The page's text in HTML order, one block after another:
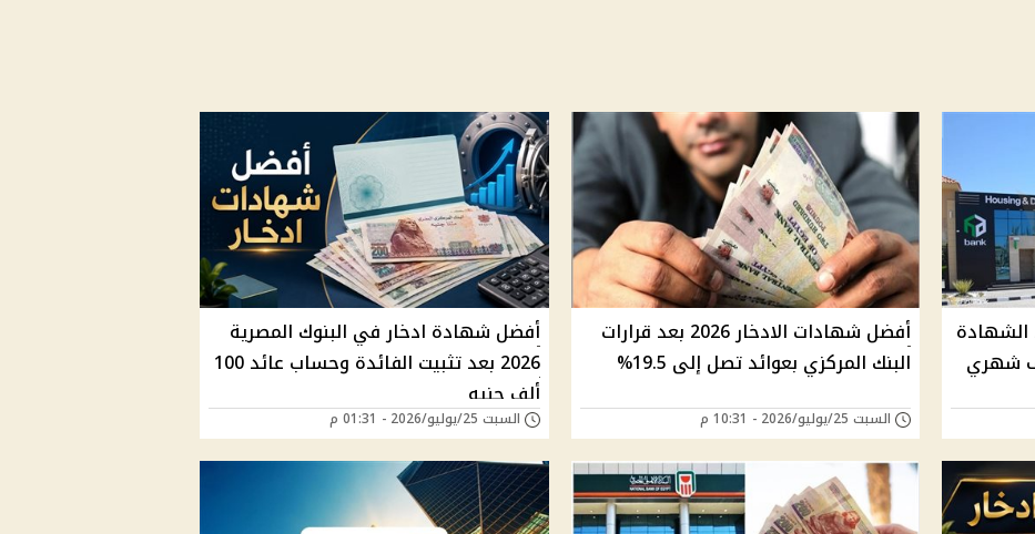
الشهادة
أفضل شهادات الادخار 2026 بعد قرارات
البنك المركزي بعوائد تصل إلى 19.5%
السبت 25/يوليو/2026 - 10:31 م
أفضل شهادة ادخار في البنوك المصرية
2026 بعد تثبيت الفائدة وحساب عائد 100
ألف جنيه
السبت 25/يوليو/2026 - 01:31 م